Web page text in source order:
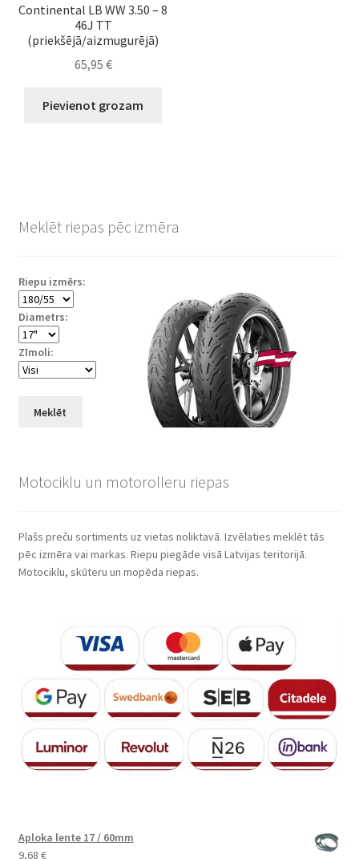
Continental LB WW 3.50 – 8
46J TT
(priekšējā/aizmugurējā)
65,95 €
Pievienot grozam
Meklēt riepas pēc izmēra
Riepu izmērs:
Diametrs:
Zīmoli:
Meklēt
Motociklu un motorolleru riepas
Plašs preču sortiments uz vietas noliktavā. Izvēlaties meklēt tās
pēc izmēra vai markas. Riepu piegāde visā Latvijas teritorijā.
Motociklu, skūteru un mopēda riepas.
Aploka lente 17 / 60mm
9,68 €